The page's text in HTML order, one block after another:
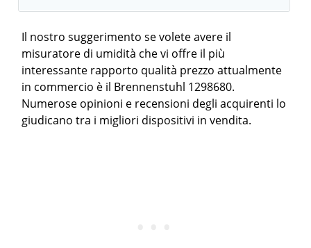
Il nostro suggerimento se volete avere il
misuratore di umidità che vi offre il più
interessante rapporto qualità prezzo attualmente
in commercio è il Brennenstuhl 1298680.
Numerose opinioni e recensioni degli acquirenti lo
giudicano tra i migliori dispositivi in vendita.